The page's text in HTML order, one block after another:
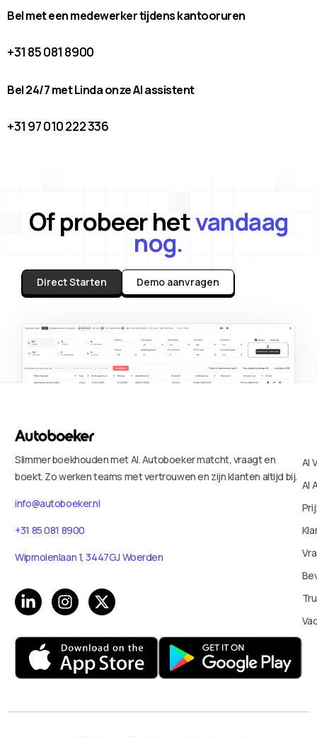
Bel met een medewerker tijdens kantooruren
+31 85 081 8900
Bel 24/7 met Linda onze AI assistent
+31 97 010 222 336
Of probeer hetvandaag
nog.
Direct Starten Demo aanvragen
Slimmer boekhouden met AI. Autoboeker matcht, vraagt en
boekt. Zo werken teams met vertrouwen en zijn klanten altijd bij.
info@autoboeker.nl
+31 85 081 8900
Wipmolenlaan 1, 3447GJ Woerden
AI
AI